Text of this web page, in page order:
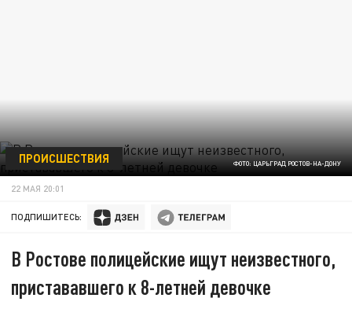
ФОТО: ЦАРЬГРАД РОСТОВ-НА-ДОНУ
ПРОИСШЕСТВИЯ
22 МАЯ 20:01
ПОДПИШИТЕСЬ:
В Ростове полицейские ищут неизвестного,
пристававшего к 8-летней девочке